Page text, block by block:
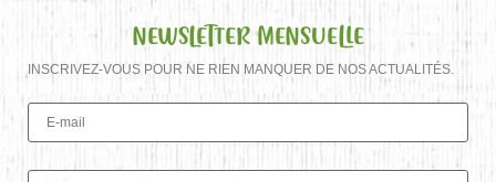
NEWSLETTER MENSUELLE
INSCRIVEZ-VOUS POUR NE RIEN MANQUER DE NOS ACTUALITÉS.